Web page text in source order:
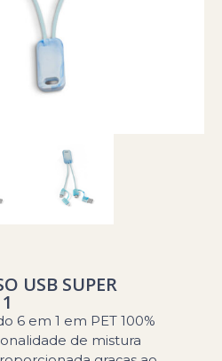
USB SUPER
6 em 1 em PET 100%
de mistura